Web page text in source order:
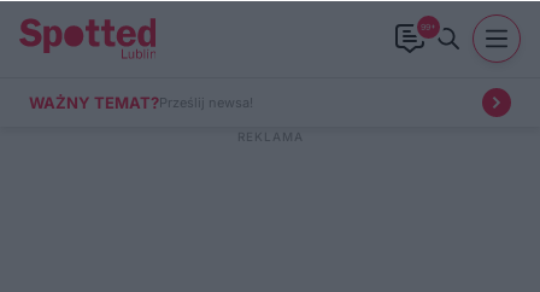
99+
WAŻNY TEMAT?Prześlij newsa!